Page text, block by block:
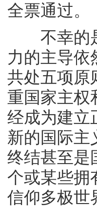
全票通过。
不幸的是
力的主导依
共处五项原
重国家主权
经成为建立
新的国际主
终结甚至是
个或某些拥
信仰多极世